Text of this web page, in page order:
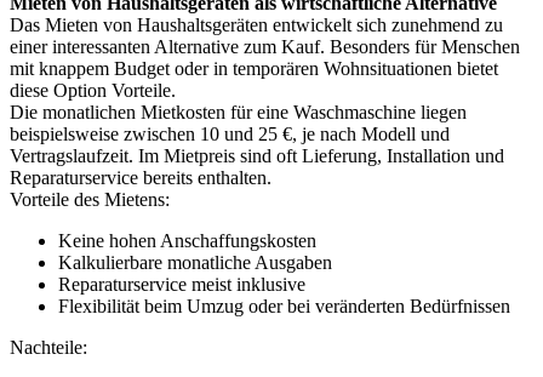
Das Mieten von Haushaltsgeräten entwickelt sich zunehmend zu
einer interessanten Alternative zum Kauf. Besonders für Menschen
mit knappem Budget oder in temporären Wohnsituationen bietet
diese Option Vorteile.
Die monatlichen Mietkosten für eine Waschmaschine liegen
beispielsweise zwischen 10 und 25 €, je nach Modell und
Vertragslaufzeit. Im Mietpreis sind oft Lieferung, Installation und
Reparaturservice bereits enthalten.
Vorteile des Mietens:
Keine hohen Anschaffungskosten
Kalkulierbare monatliche Ausgaben
Reparaturservice meist inklusive
Flexibilität beim Umzug oder bei veränderten Bedürfnissen
Nachteile: